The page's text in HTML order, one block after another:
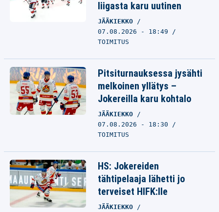
liigasta karu uutinen
JÄÄKIEKKO
07.08.2026 - 18:49
TOIMITUS
Pitsiturnauksessa jysähti
melkoinen yllätys –
Jokereilla karu kohtalo
JÄÄKIEKKO
07.08.2026 - 18:30
TOIMITUS
HS: Jokereiden
tähtipelaaja lähetti jo
terveiset HIFK:lle
JÄÄKIEKKO